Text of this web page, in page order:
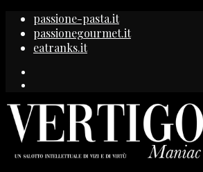
passione-pasta.it
passionegourmet.it
eatranks.it